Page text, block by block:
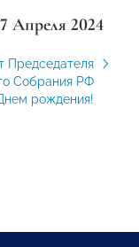
Апреля 2024
Собрания РФ
рождения!